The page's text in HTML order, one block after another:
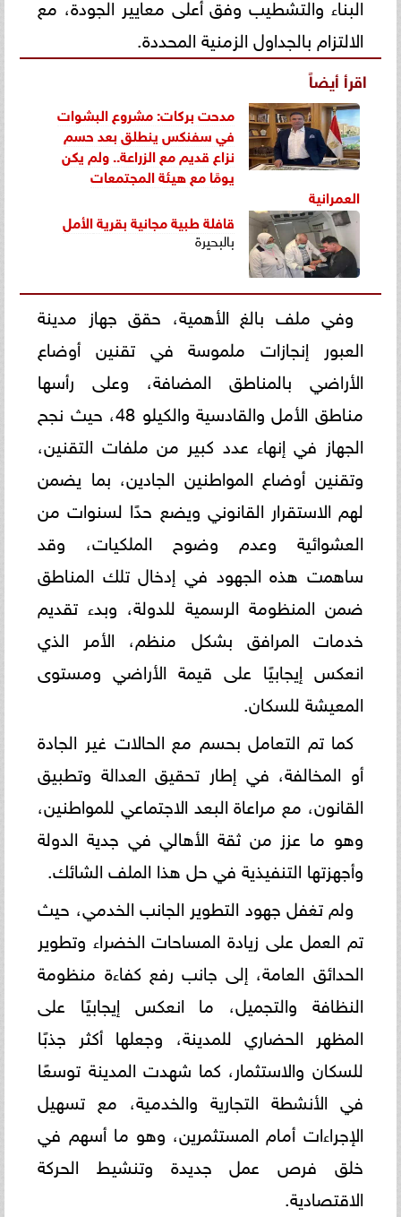
الالتزام بالجداول الزمنية المحددة.
اقرأ أيضاً
مدحت بركات: مشروع البشوات
في سفنكس ينطلق بعد حسم
نزاع قديم مع الزراعة.. ولم يكن
يومًا مع هيئةالمجتمعات
العمرانية
قافلة طبية مجانية بقريةالأمل
بالبحيرة
وفي ملف بالغ الأهمية، حقق جهاز مدينة
العبور إنجازات ملموسة في تقنين أوضاع
الأراضي بالمناطق المضافة، وعلى رأسها
مناطق الأمل والقادسية والكيلو 48، حيث نجح
الجهاز في إنهاء عدد كبير من ملفات التقنين،
وتقنين أوضاع المواطنين الجادين، بما يضمن
لهم الاستقرار القانوني ويضع حدًا لسنوات من
العشوائية وعدم وضوح الملكيات، وقد
ساهمت هذه الجهود في إدخال تلك المناطق
ضمن المنظومة الرسمية للدولة، وبدء تقديم
خدمات المرافق بشكل منظم، الأمر الذي
انعكس إيجابيًا على قيمة الأراضي ومستوى
المعيشة للسكان.
كما تم التعامل بحسم مع الحالات غير الجادة
أو المخالفة، في إطار تحقيق العدالة وتطبيق
القانون، مع مراعاة البعد الاجتماعي للمواطنين،
وهو ما عزز من ثقة الأهالي في جدية الدولة
وأجهزتها التنفيذية في حل هذا الملف الشائك.
ولم تغفل جهود التطوير الجانب الخدمي، حيث
تم العمل على زيادة المساحات الخضراء وتطوير
الحدائق العامة، إلى جانب رفع كفاءة منظومة
النظافة والتجميل، ما انعكس إيجابيًا على
المظهر الحضاري للمدينة، وجعلها أكثر جذبًا
للسكان والاستثمار، كما شهدت المدينة توسعًا
في الأنشطة التجارية والخدمية، مع تسهيل
الإجراءات أمام المستثمرين، وهو ما أسهم في
خلق فرص عمل جديدة وتنشيط الحركة
الاقتصادية.